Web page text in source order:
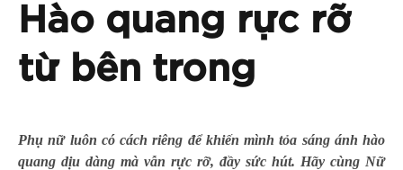
Hào quang rực rỡ
từ bên trong
Phụ nữ luôn có cách riêng để khiến mình tỏa sáng ánh hào
quang dịu dàng mà vẫn rực rỡ, đầy sức hút. Hãy cùng Nữ